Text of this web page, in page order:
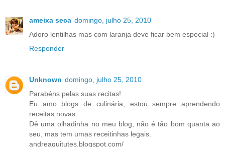
ameixa seca domingo, julho 25, 2010
Adoro lentilhas mas com laranja deve ficar bem especial :)
Responder
Unknown domingo, julho 25, 2010
Parabéns pelas suas recitas!
Eu amo blogs de culinária, estou sempre aprendendo
receitas novas.
Dê uma olhadinha no meu blog, não é tão bom quanta ao
seu, mas tem umas receitinhas legais.
andreaquitutes.blogspot.com/